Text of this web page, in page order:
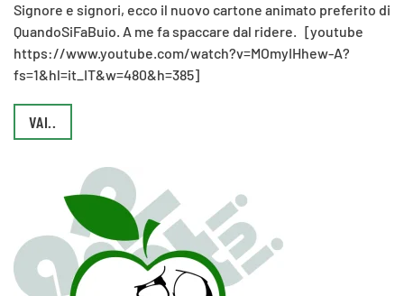
Signore e signori, ecco il nuovo cartone animato preferito di
QuandoSiFaBuio. A me fa spaccare dal ridere. [youtube
https://www.youtube.com/watch?v=MOmyIHhew-A?
fs=1&hl=it_IT&w=480&h=385]
VAI..